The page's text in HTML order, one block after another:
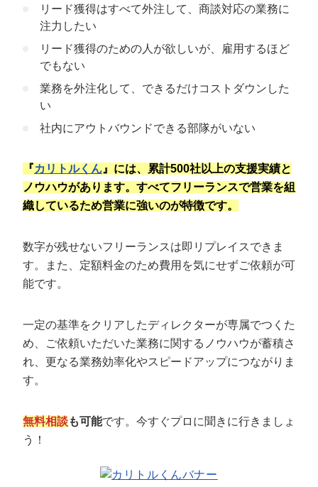
自社専属の担当者がついてくれるか
トークスクリプトの質は高くPDCAを回してくれるか
発注側に高額な報酬を支払う覚悟があるか
成果報酬のテレアポ代行を最大限活用する
ためのポイント
ターゲットの絞り込みとリストの質を高める
アポの受け渡し条件をしっかり定義する
定例MTGやレポートで進捗管理や改善をしてもらう
くある質問
テレアポ代行で格安の会社はどこですか？
テレアポ代行は個人事業主にもおすすめですか？
テレアポ代行の成果報酬の相場は？何%？
営業代行フリーランスの成果報酬はいくらですか？
リード獲得はすべて外注して、商談対応の業務に
注力したい
リード獲得のための人が欲しいが、雇用するほど
でもない
業務を外注化して、できるだけコストダウンした
い
社内にアウトバウンドできる部隊がいない
『カリトルくん 』には、累計500社以上の支援実績と
ノウハウがあります。すべてフリーランスで営業を組
織しているため営業に強いのが特徴です。
数字が残せないフリーランスは即リプレイスできま
す。また、定額料金のため費用を気にせずご依頼が可
能です。
一定の基準をクリアしたディレクターが専属でつくた
め、ご依頼いただいた業務に関するノウハウが蓄積さ
れ、更なる業務効率化やスピードアップにつながりま
す。
無料相談も可能です。今すぐプロに聞きに行きましょ
う！